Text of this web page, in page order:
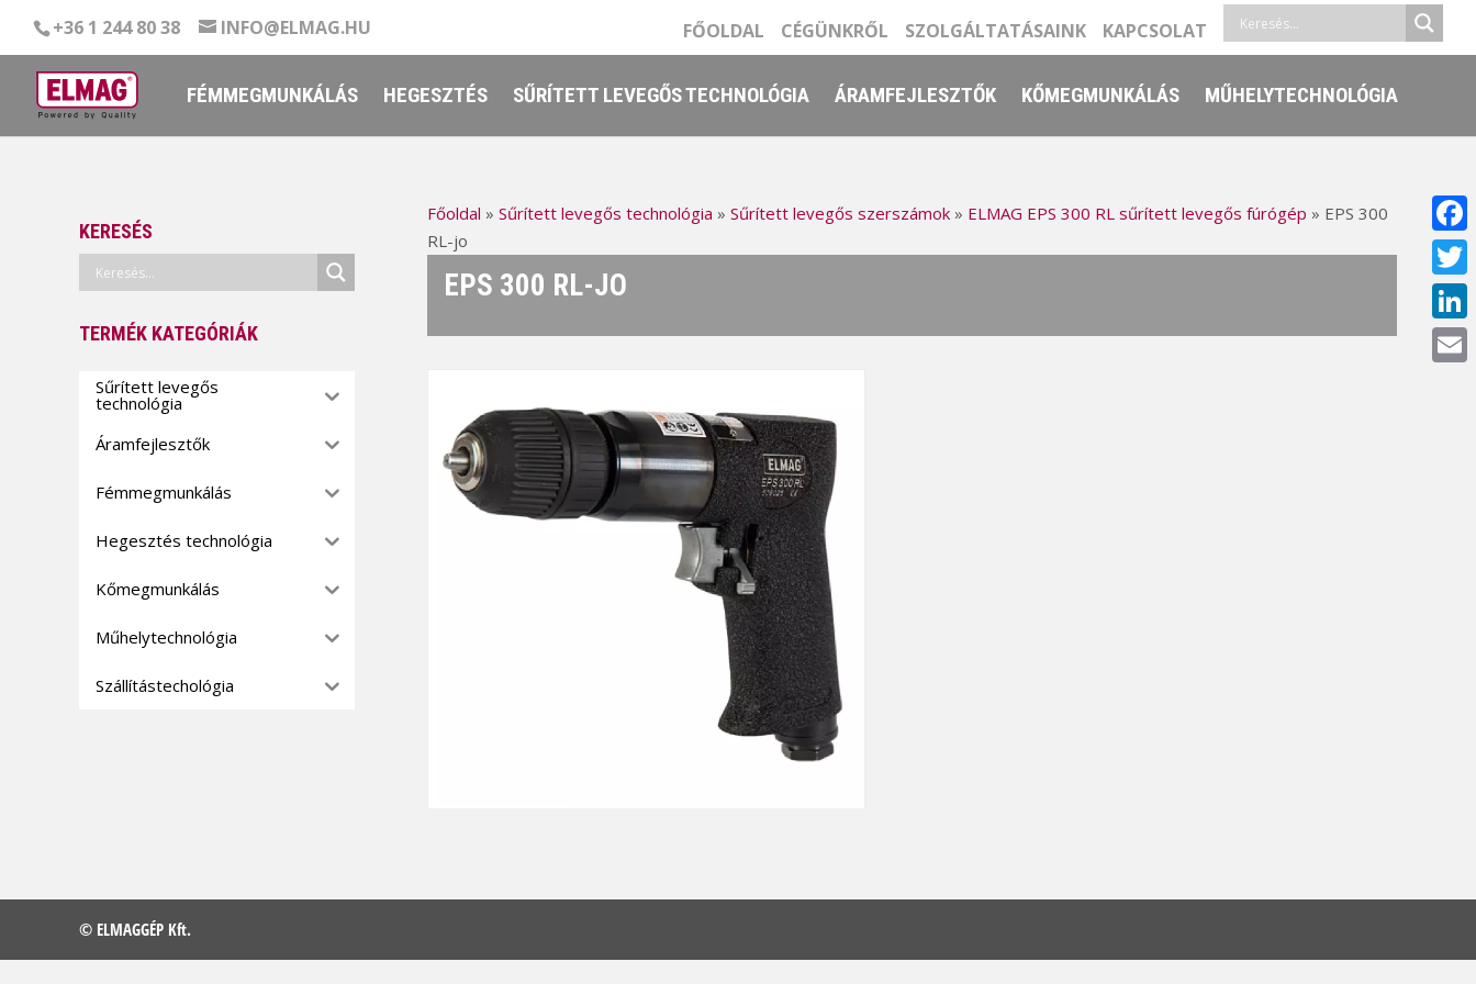
+36 1 244 80 38 INFO@ELMAG.HU FŐOLDAL CÉGÜNKRŐL SZOLGÁLTATÁSAINK KAPCSOLAT
FÉMMEGMUNKÁLÁS HEGESZTÉS SŰRÍTETT LEVEGŐS TECHNOLÓGIA ÁRAMFEJLESZTŐK KŐMEGMUNKÁLÁS MŰHELYTECHNOLÓGIA
Főoldal » Sűrített levegős technológia » Sűrített levegős szerszámok» ELMAG EPS 300 RL sűrített levegős fúrógép » EPS 300
RL-jo
EPS 300 RL-JO
KERESÉS
TERMÉK KATEGÓRIÁK
Sűrített levegős
technológia
Áramfejlesztők
Fémmegmunkálás
Hegesztés technológia
Kőmegmunkálás
Műhelytechnológia
Szállítástechológia
© ELMAGGÉP Kft.